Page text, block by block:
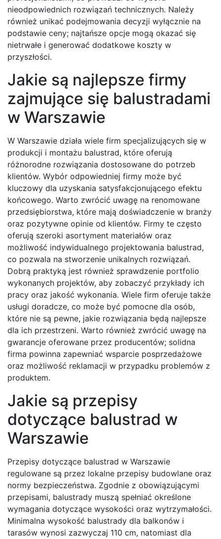
nieodpowiednich rozwiązań technicznych. Należy
również unikać podejmowania decyzji wyłącznie na
podstawie ceny; najtańsze opcje mogą okazać się
nietrwałe i generować dodatkowe koszty w
przyszłości.
Jakie są najlepsze firmy
zajmujące się balustradami
w Warszawie
W Warszawie działa wiele firm specjalizujących się w
produkcji i montażu balustrad, które oferują
różnorodne rozwiązania dostosowane do potrzeb
klientów. Wybór odpowiedniej firmy może być
kluczowy dla uzyskania satysfakcjonującego efektu
końcowego. Warto zwrócić uwagę na renomowane
przedsiębiorstwa, które mają doświadczenie w branży
oraz pozytywne opinie od klientów. Firmy te często
oferują szeroki asortyment materiałów oraz
możliwość indywidualnego projektowania balustrad,
co pozwala na stworzenie unikalnych rozwiązań.
Dobrą praktyką jest również sprawdzenie portfolio
wykonanych projektów, aby zobaczyć przykłady ich
pracy oraz jakość wykonania. Wiele firm oferuje także
usługi doradcze, co może być pomocne dla osób,
które nie są pewne, jakie rozwiązania będą najlepsze
dla ich przestrzeni. Warto również zwrócić uwagę na
gwarancje oferowane przez producentów; solidna
firma powinna zapewniać wsparcie posprzedażowe
oraz możliwość reklamacji w przypadku problemów z
produktem.
Jakie są przepisy
dotyczące balustrad w
Warszawie
Przepisy dotyczące balustrad w Warszawie
regulowane są przez lokalne przepisy budowlane oraz
normy bezpieczeństwa. Zgodnie z obowiązującymi
przepisami, balustrady muszą spełniać określone
wymagania dotyczące wysokości oraz wytrzymałości.
Minimalna wysokość balustrady dla balkonów i
tarasów wynosi zazwyczaj 110 cm, natomiast dla